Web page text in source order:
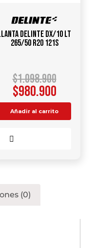
DELINTE DX/10 LT
265/50 R20 121S
$1.098.900
$980.900
Añadir al carrito
(0)